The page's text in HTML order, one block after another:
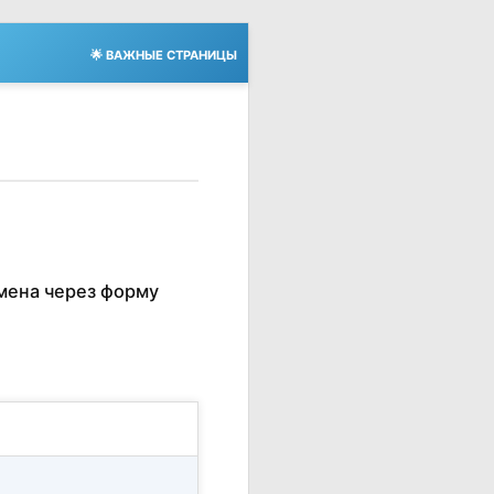
🌟 ВАЖНЫЕ СТРАНИЦЫ
через форму